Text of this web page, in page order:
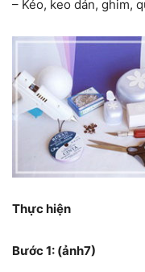
– Kéo, keo dán, ghim,
Thực hiện
Bước 1: (ảnh7)